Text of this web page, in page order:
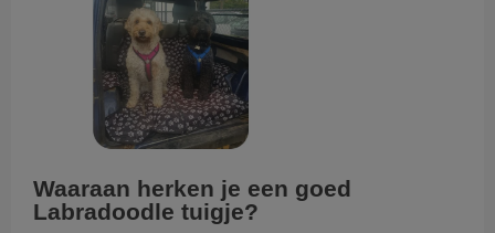
Waaraan herken je een goed
Labradoodle tuigje?